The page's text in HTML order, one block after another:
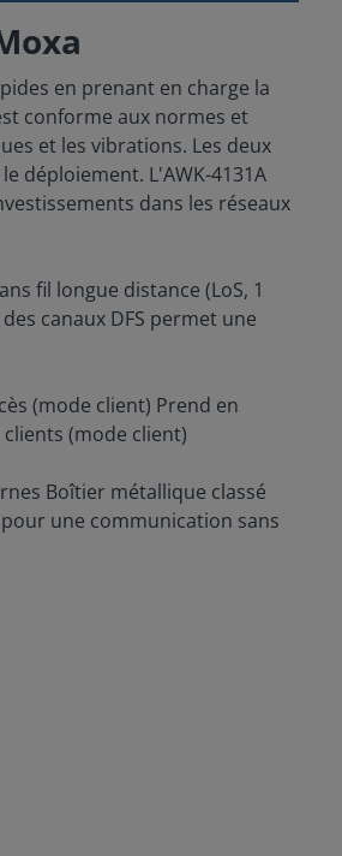
en prenant en charge la
conforme aux normes et
et les vibrations. Les deux
déploiement. L'AWK-4131A
dans les réseaux
fil longue distance (LoS, 1
canaux DFS permet une
(mode client) Prend en
(mode client)
Boîtier métallique classé
une communication sans